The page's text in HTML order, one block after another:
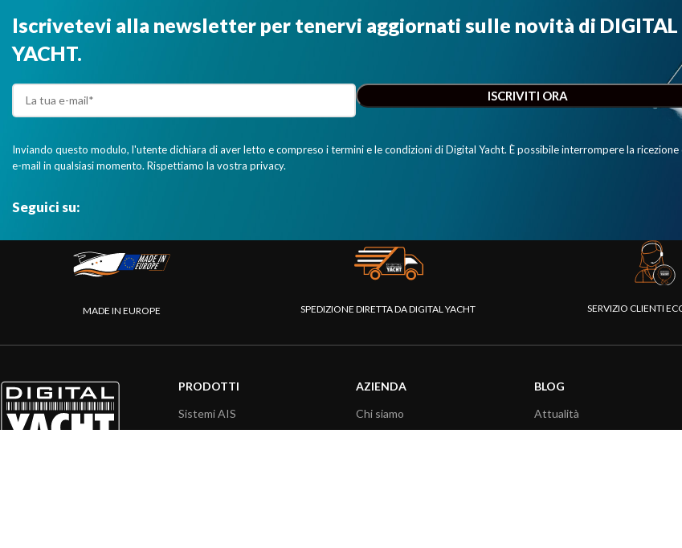
Iscrivetevi alla newsletter per tenervi aggiornati sulle novità di DIGITAL
YACHT.
Inviando questo modulo, l'utente dichiara di aver letto e compreso i termini e le condizioni di Digital Yacht. È possibile interrompere la ricezione
e-mail in qualsiasi momento. Rispettiamo la vostra privacy.
Seguici su:
MADE IN EUROPE SPEDIZIONE DIRETTA DA DIGITAL YACHT SERVIZIO CLIENTI
PRODOTTI
Sistemi AIS
AZIENDA
Chi siamo
BLOG
Attualità